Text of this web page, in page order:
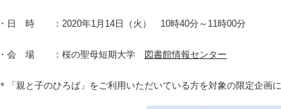
・日 時 ：2020年1月14日（火） 10時40分～11時00分
・会 場 ：桜の聖母短期大学 図書館情報センター
＊「親と子のひろば」をご利用いただいている方を対象の限定企画に